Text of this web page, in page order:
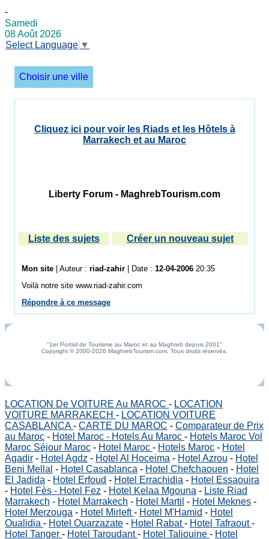
-
Samedi
08 Août 2026
Select Language ▼
Choisir une ville
Cliquez ici pour voir les Riads et les Hôtels à
Marrakech et au Maroc
Liberty Forum - MaghrebTourism.com
Liste des sujets Créer un nouveau sujet
Mon site | Auteur : riad-zahir | Date : 12-04-2006 20:35
Voilà notre site www.riad-zahir.com
Répondre à ce message
"1er Portail de Tourisme au Maroc et au Maghreb depuis 2001"
Copyright © 2000-2026 MaghrebTourism.com, Tous droits réservés.
LOCATION De VOITURE Au MAROC - LOCATION
VOITURE MARRAKECH - LOCATION VOITURE
CASABLANCA- CARTE DU MAROC - Comparateur de Prix
au Maroc - Hotel Maroc - Hotels Au Maroc - Hotels Maroc Vol
Maroc Séjour Maroc - Hotel Maroc - Hotels Maroc - Hotel
Agadir - Hotel Agdz - Hotel Al Hoceima - Hotel Azrou - Hotel
Beni Mellal - Hotel Casablanca - Hotel Chefchaouen - Hotel
El Jadida - Hotel Erfoud - Hotel Errachidia - Hotel Essaouira
- Hotel Fès - Hotel Fez - Hotel Kelaa Mgouna - Liste Riad
Marrakech - Hotel Marrakech - Hotel Martil - Hotel Meknes -
Hotel Merzouga - Hotel Mirleft- Hotel M'Hamid - Hotel
Oualidia - Hotel Ouarzazate - Hotel Rabat- Hotel Tafraout-
Hotel Tanger - Hotel Taroudant- Hotel Taliouine - Hotel